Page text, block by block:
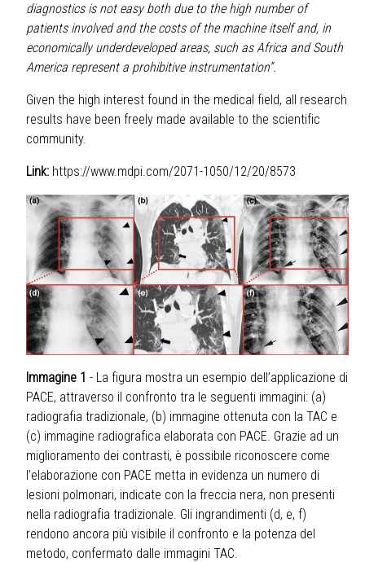
diagnostics is not easy both due to the high number of
patients involved and the costs of the machine itself and, in
economically underdeveloped areas, such as Africa and South
America represent a prohibitive instrumentation”.
Given the high interest found in the medical field, all research
results have been freely made available to the scientific
community.
Link: https://www.mdpi.com/2071-1050/12/20/8573
Immagine 1 - La figura mostra un esempio dell’applicazione di
PACE, attraverso il confronto tra le seguenti immagini: (a)
radiografia tradizionale, (b) immagine ottenuta con la TAC e
(c) immagine radiografica elaborata con PACE. Grazie ad un
miglioramento dei contrasti, è possibile riconoscere come
l’elaborazione con PACE metta in evidenza un numero di
lesioni polmonari, indicate con la freccia nera, non presenti
nella radiografia tradizionale. Gli ingrandimenti (d, e, f)
rendono ancora più visibile il confronto e la potenza del
metodo, confermato dalle immagini TAC.